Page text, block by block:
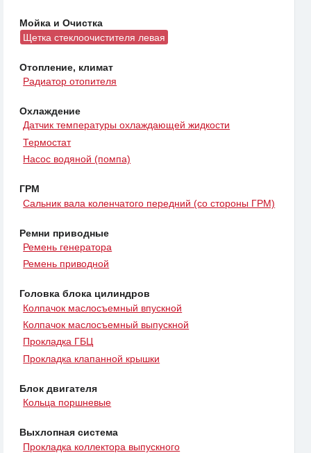
Мойка и Очистка
Щетка стеклоочистителя левая
Отопление, климат
Радиатор отопителя
Охлаждение
Датчик температуры охлаждающей жидкости
Термостат
Насос водяной (помпа)
ГРМ
Сальник вала коленчатого передний (со стороны ГРМ)
Ремни приводные
Ремень генератора
Ремень приводной
Головка блока цилиндров
Колпачок маслосъемный впускной
Колпачок маслосъемный выпускной
Прокладка ГБЦ
Прокладка клапанной крышки
Блок двигателя
Кольца поршневые
Выхлопная система
Прокладка коллектора выпускного